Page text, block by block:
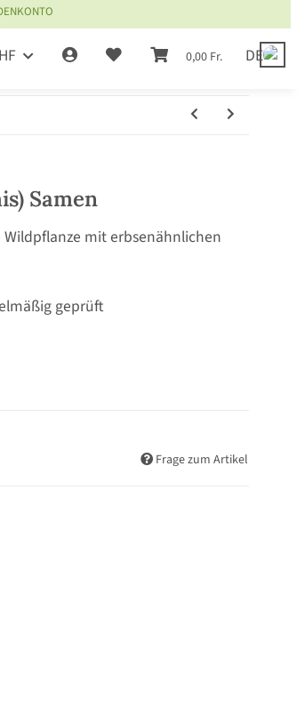
0,00 Fr. DE
Samen
mit erbsenähnlichen
geprüft
Frage zum Artikel